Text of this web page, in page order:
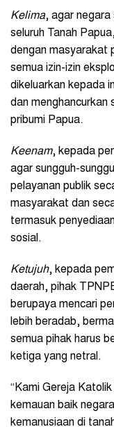
Kelima, agar negara
seluruh Tanah
dengan masyarakat
semua izin-izin
dikeluarkan kepada
dan menghancurkan
pribumi Papua.
Keenam, kepada
agar sungguh-
pelayanan publik
masyarakat dan
termasuk
sosial.
Ketujuh, kepada
daerah, pihak
berupaya mencari
lebih beradab,
semua pihak harus
ketiga yang netral.
“Kami Gereja
kemauan baik
kemanusiaan di